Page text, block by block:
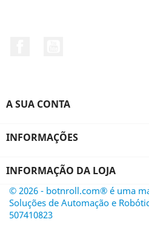
A SUA CONTA
INFORMAÇÕES
INFORMAÇÃO DA LOJA
© 2026 - botnroll.com® é uma
Soluções de Automação e
507410823